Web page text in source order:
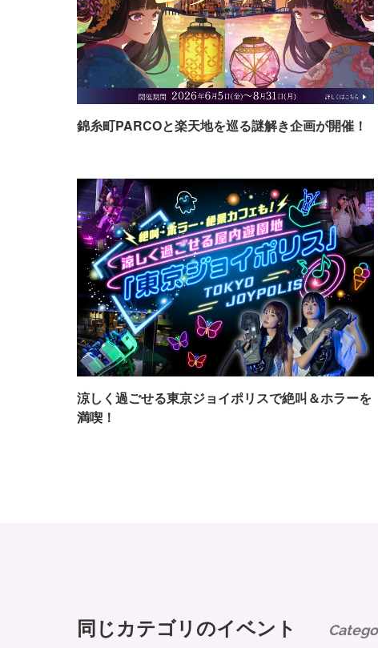
錦糸町PARCOと楽天地を巡る謎解き企画が開催！
涼しく過ごせる東京ジョイポリスで絶叫＆ホラーを
満喫！
同じカテゴリのイベント